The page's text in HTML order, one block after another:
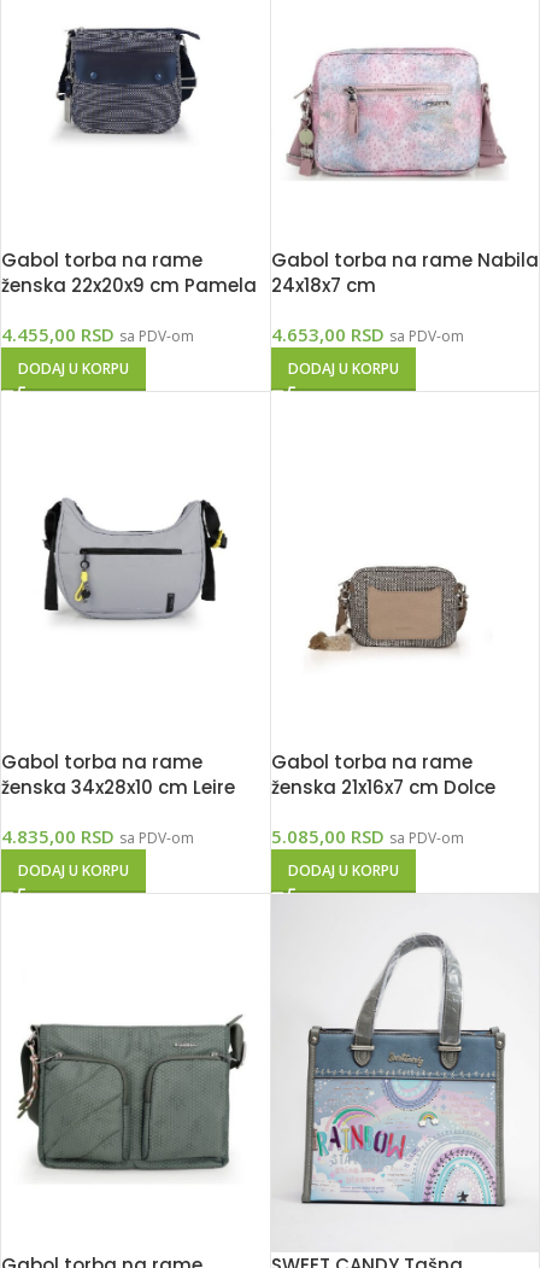
Gabol torba na rame
ženska 22x20x9 cm Pamela
4.455,00 RSD sa PDV-om
DODAJ U KORPU
Gabol torba na rame Nabila
24x18x7 cm
4.653,00 RSD sa PDV-om
DODAJ U KORPU
Gabol torba na rame
ženska 34x28x10 cm Leire
4.835,00 RSD sa PDV-om
DODAJ U KORPU
Gabol torba na rame
ženska 21x16x7 cm Dolce
5.085,00 RSD sa PDV-om
DODAJ U KORPU